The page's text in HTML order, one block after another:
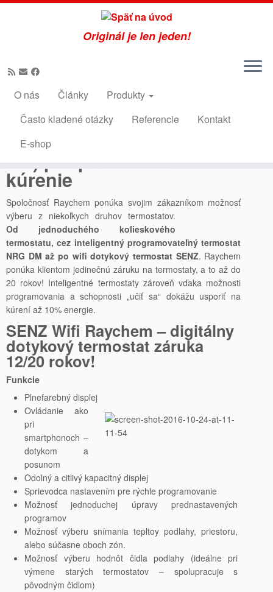
Skip
content
Originál je len jeden!
O nás Články
Produkty
Často kladené otázky
Referencie
Kontakt
E-shop
Špičkové Termostaty (nie
kúrenie
Spoločnosť Raychem ponúka svojim zákazníkom možnosť
výberu z niekoľkych druhov termostatov.
Od jednoduchého kolieskového
termostatu, cez inteligentný programovateľný termostat
NRG DM až po wifi dotykový termostat SENZ. Raychem
ponúka klientom jedinečnú záruku na termostaty, a to až do
20 rokov! Inteligentné termostaty zároveň vďaka možnosti
programovania a schopnosti „učiť sa“ dokážu usporiť na
kúrení až 10% energie.
SENZ Wifi Raychem – digitálny
dotykový termostat záruka
12/20 rokov!
Funkcie
Plnefarebný displej
Ovládanie ako
pri
smartphonoch –
dotykom a
posunom
Odolný a citlivý kapacitný displej
Sprievodca nastavením pre rýchle programovanie
Možnosť jednoduchej úpravy prednastavených
programov
Možnosť výberu snímania tepltoy podlahy, priestoru,
alebo súčasne oboch zón.
Možnosť výberu hodnôt čidla podlahy (ideálne pri
výmene starých termostatov – spolupracuje s
pôvodným čidlom)